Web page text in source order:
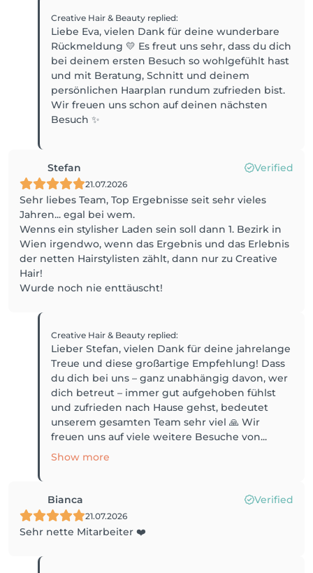
Creative Hair & Beauty replied:
Liebe Eva, vielen Dank für deine wunderbare
Rückmeldung 💛 Es freut uns sehr, dass du dich
bei deinem ersten Besuch so wohlgefühlt hast
und mit Beratung, Schnitt und deinem
persönlichen Haarplan rundum zufrieden bist.
Wir freuen uns schon auf deinen nächsten
Besuch ✨
Stefan Verified
21.07.2026
Sehr liebes Team, Top Ergebnisse seit sehr vieles
Jahren... egal bei wem.
Wenns ein stylisher Laden sein soll dann 1. Bezirk in
Wien irgendwo, wenn das Ergebnis und das Erlebnis
der netten Hairstylisten zählt, dann nur zu Creative
Hair!
Wurde noch nie enttäuscht!
Creative Hair & Beauty replied:
Lieber Stefan, vielen Dank für deine jahrelange
Treue und diese großartige Empfehlung! Dass
du dich bei uns – ganz unabhängig davon, wer
dich betreut – immer gut aufgehoben fühlst
und zufrieden nach Hause gehst, bedeutet
unserem gesamten Team sehr viel 🙏 Wir
freuen uns auf viele weitere Besuche von...
Show more
Bianca Verified
21.07.2026
Sehr nette Mitarbeiter ❤️